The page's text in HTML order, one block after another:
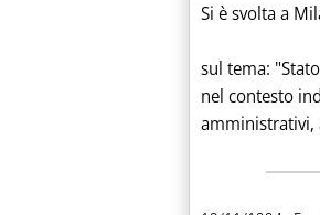
Si è svolta a
sul tema:
nel contesto
amministrativi,